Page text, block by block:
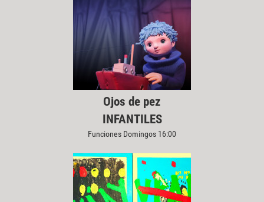
Ojos de pez
INFANTILES
Funciones Domingos 16:00